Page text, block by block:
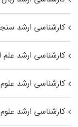
کارشناسی ارشد
کارشناسی ارشد
کارشناسی ارشد
کارشناسی ارشد